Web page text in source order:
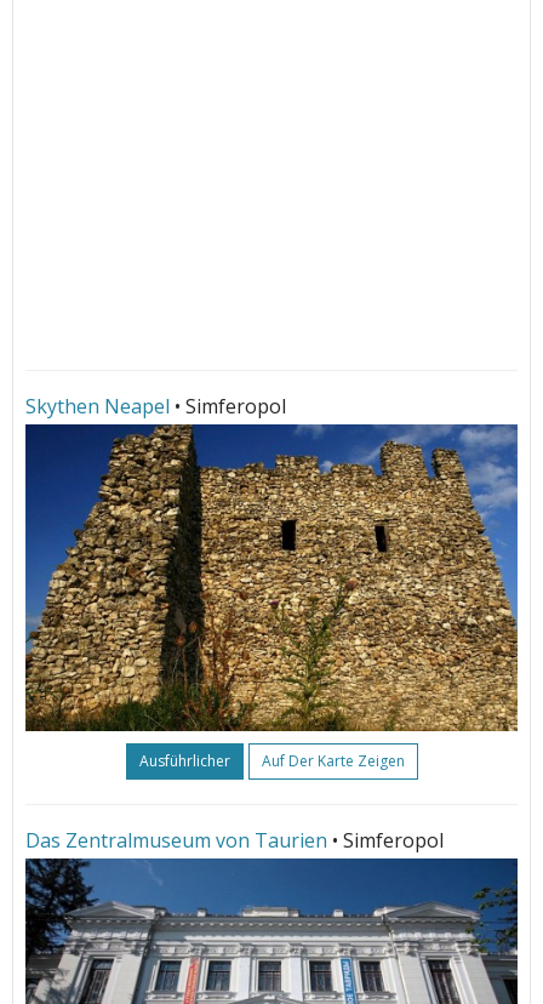
Skythen Neapel • Simferopol
Ausführlicher Auf Der Karte Zeigen
Das Zentralmuseum von Taurien • Simferopol